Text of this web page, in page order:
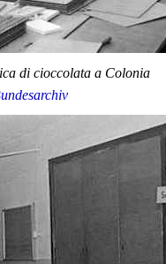
di cioccolata a Colonia